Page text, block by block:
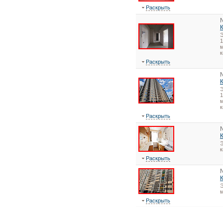
Раскрыть
Раскрыть
Раскрыть
Раскрыть
Раскрыть